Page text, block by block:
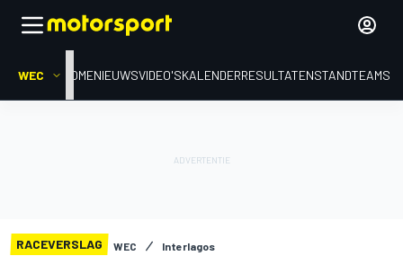
WEC HOMENIEUWSVIDEO'SKALENDERRESULTATENSTANDTEAMS
RACEVERSLAG WEC Interlagos